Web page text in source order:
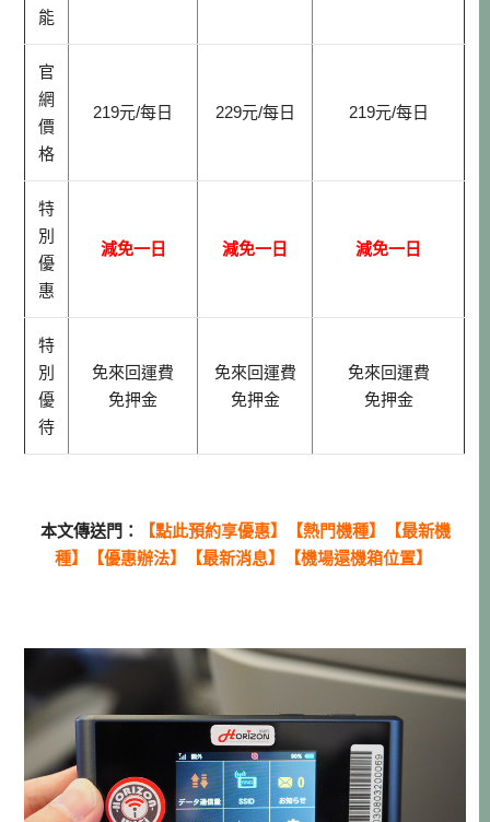
能
官
網
價
格
219元/每日 229元/每日 219元/每日
特
別
優
惠
減免一日 減免一日 減免一日
特
別
優
待
免來回運費
免押金
免來回運費
免押金
免來回運費
免押金
本文傳送門： 【點此預約享優惠】【熱門機種】【最新機
種】【優惠辦法】【最新消息】【機場還機箱位置】